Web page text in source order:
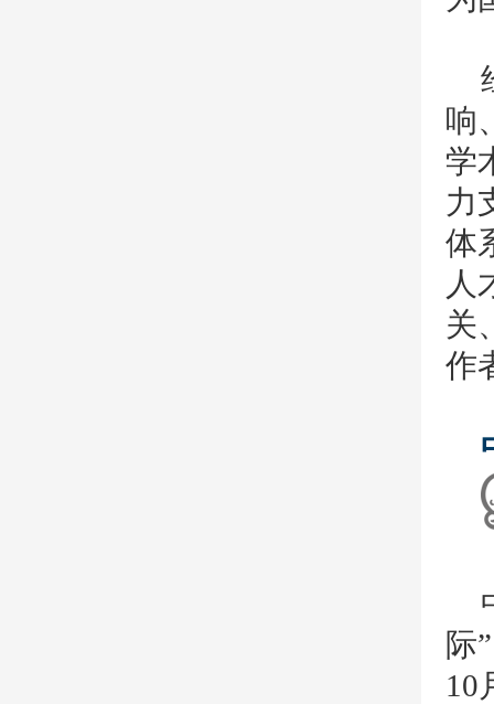
响
学
力
体
人
关
作
际
10